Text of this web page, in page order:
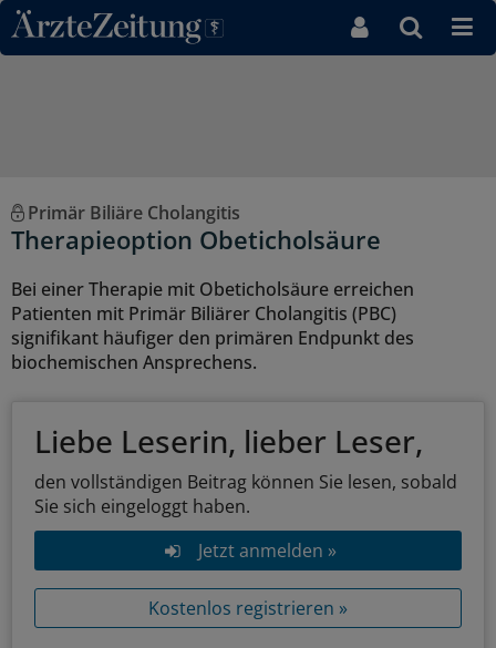
Direkt zum Inhaltsbereich
Primär Biliäre Cholangitis
Therapieoption Obeticholsäure
Bei einer Therapie mit Obeticholsäure erreichen
Patienten mit Primär Biliärer Cholangitis (PBC)
signifikant häufiger den primären Endpunkt des
biochemischen Ansprechens.
Liebe Leserin, lieber Leser,
den vollständigen Beitrag können Sie lesen, sobald
Sie sich eingeloggt haben.
Jetzt anmelden »
Kostenlos registrieren »